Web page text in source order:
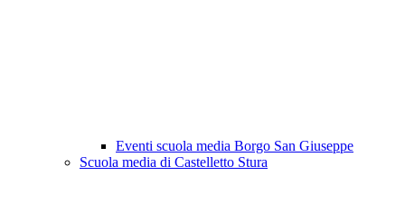
Eventi scuola media Borgo San Giuseppe
Scuola media di Castelletto Stura